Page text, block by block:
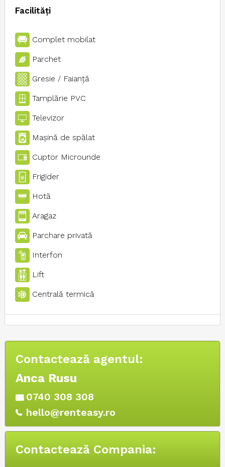
Facilități
Complet mobilat
Parchet
Gresie / Faianţă
Tamplărie PVC
Televizor
Maşină de spălat
Cuptor Microunde
Frigider
Hotă
Aragaz
Parchare privată
Interfon
Lift
Centrală termică
Contactează agentul:
Anca Rusu
0740 308 308
hello@renteasy.ro
Contactează Compania: